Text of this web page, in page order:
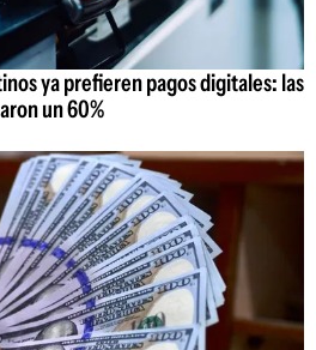
ya prefieren pagos digitales: las
un 60%